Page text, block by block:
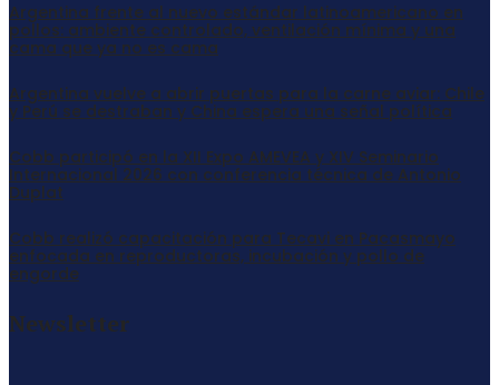
Argentina frente al nuevo estándar latinoamericano en
pollos: ambiente controlado, ventilación mínima y una
cama que ya no es cama
Argentina vuelve a abrir puertas para la carne aviar: Chile
y Perú se destraban y China espera una señal política
Cobb participó en la XII Expo AMEVEA y XIV Seminario
Internacional 2026 con conferencia técnica de Antonio
Duplat
Cobb realizó capacitación para Tecavi en Pacasmayo
enfocada en reproductoras, incubación y pollo de
engorde
Newsletter